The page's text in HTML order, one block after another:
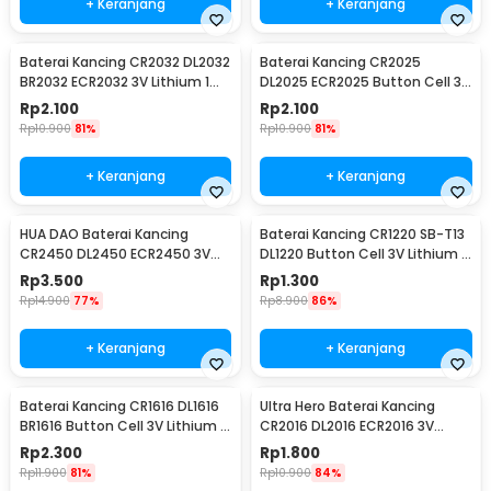
Baterai Kancing CR2032 DL2032
BR2032 ECR2032 3V Lithium 1
PCS
Rp2.100
Rp10.900 81%
+ Keranjang
Baterai Kancing CR2025
DL2025 ECR2025 Button Cell 3V
Lithium 1 PCS
Rp2.100
Rp10.900 81%
+ Keranjang
HUA DAO Baterai Kancing
CR2450 DL2450 ECR2450 3V
Lithium 1 PCS
Rp3.500
Rp14.900 77%
+ Keranjang
Baterai Kancing CR1220 SB-T13
DL1220 Button Cell 3V Lithium 1
PCS
Rp1.300
Rp8.900 86%
+ Keranjang
Baterai Kancing CR1616 DL1616
BR1616 Button Cell 3V Lithium 1
PCS
Rp2.300
Rp11.900 81%
Ultra Hero Baterai Kancing
CR2016 DL2016 ECR2016 3V
Lithium 1 PCS
Rp1.800
Rp10.900 84%